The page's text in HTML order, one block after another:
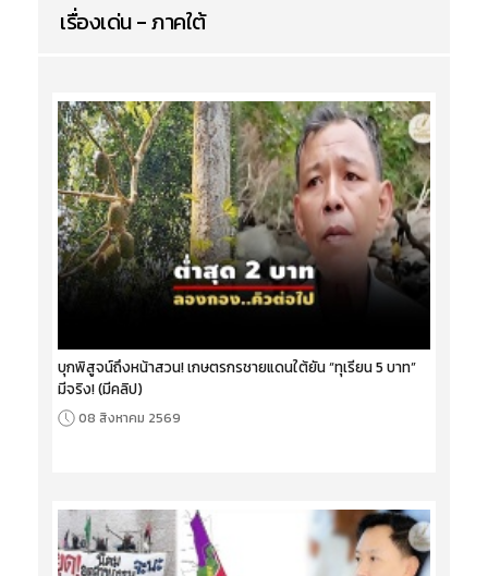
เรื่องเด่น - ภาคใต้
บุกพิสูจน์ถึงหน้าสวน! เกษตรกรชายแดนใต้ยัน “ทุเรียน 5 บาท”
มีจริง! (มีคลิป)
08 สิงหาคม 2569